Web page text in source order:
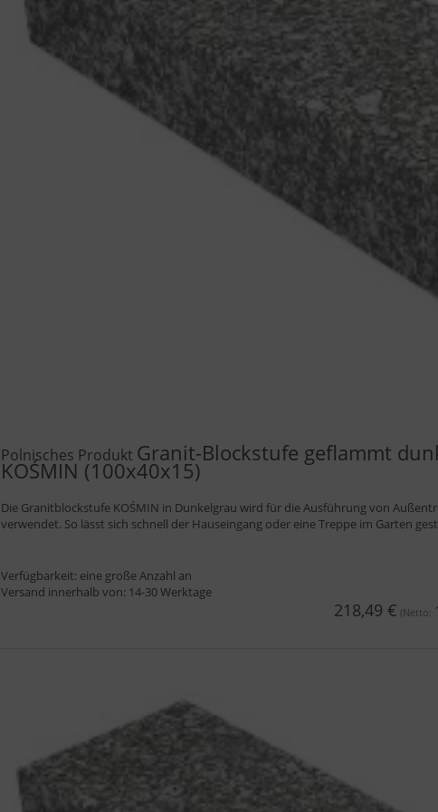
Polnisches Produkt Granit-Blockstufe geflammt
KOŚMIN (100x40x15)
Die Granitblockstufe KOŚMIN in Dunkelgrau wird für die Ausführung von
verwendet. So lässt sich schnell der Hauseingang oder eine Treppe im Garten
Verfügbarkeit: eine große Anzahl an
Versand innerhalb von: 14-30 Werktage
218,49 € (Netto: